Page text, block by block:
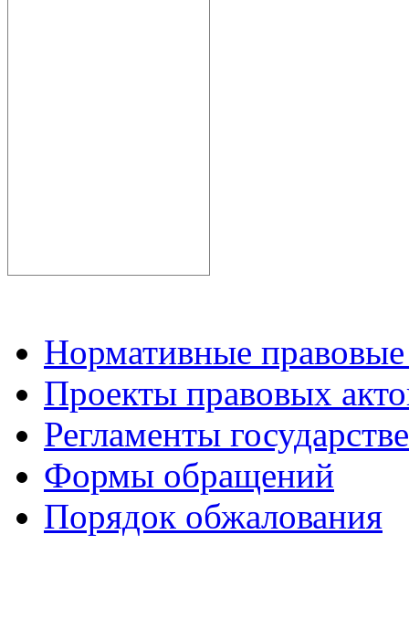
Нормативные
Проекты правовых
Регламенты
Формы обращений
Порядок обжалования